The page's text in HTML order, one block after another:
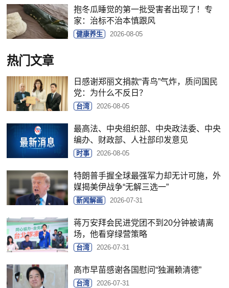
抱冬瓜睡觉的第一批受害者出现了！专
家：治标不治本慎跟风
健康养生 2026-08-05
热门文章
日感谢郑丽文捐款“青鸟”气炸，质问国民
党：为什么不反日？
台湾 2026-08-05
最高法、中央组织部、中央政法委、中央
编办、财政部、人社部印发意见
时事 2026-08-05
特朗普手握全球最强军力却无计可施，外
媒揭美伊战争“无解三选一”
新闻解画 2026-07-31
蒋万安拜会民进党团不到20分钟被请离
场，他看穿绿营策略
台湾 2026-07-31
高市早苗感谢各国慰问“独漏赖清德”
台湾 2026-07-31